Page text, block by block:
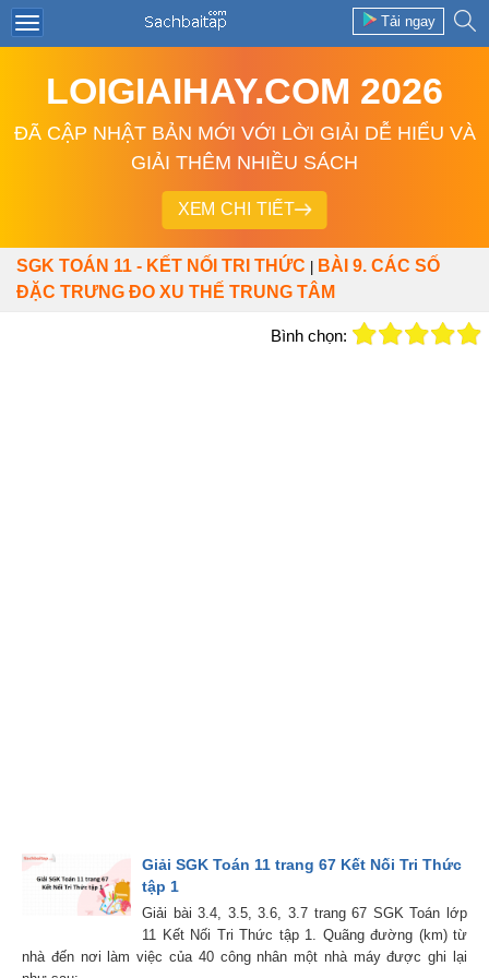
Tải ngay
LOIGIAIHAY.COM 2026
ĐÃ CẬP NHẬT BẢN MỚI VỚI LỜI GIẢI DỄ HIỂU VÀ
GIẢI THÊM NHIỀU SÁCH
XEM CHI TIẾT
SGK TOÁN 11 - KẾT NỐI TRI THỨC
BÀI 9. CÁC SỐ
ĐẶC TRƯNG ĐO XU THẾ TRUNG TÂM
Bình chọn:
Giải SGK Toán 11 trang 67 Kết Nối Tri Thức
tập 1
Giải bài 3.4, 3.5, 3.6, 3.7 trang 67 SGK Toán lớp
11 Kết Nối Tri Thức tập 1. Quãng đường (km) từ
nhà đến nơi làm việc của 40 công nhân một nhà máy được ghi lại